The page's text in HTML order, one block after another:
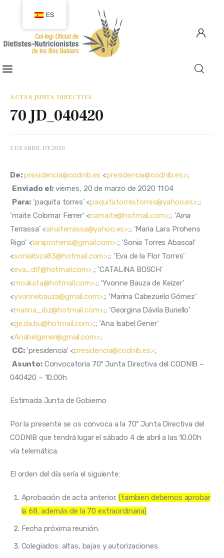
COLEGIADOS
EMPLEO
CIUDADANÍA
RECURSOS
TRANSPARENCIA
ACTAS JUNTA DIRECTIVA
70 JD_040420
3 DE ABRIL DE 2020
De: presidencia@codnib.es <presidencia@codnib.es>;
Enviado el: viernes, 20 de marzo de 2020 11:04
Para: ‘paquita torres’ <paquitatorrestorres@yahoo.es>;;
‘maite Colomar Ferrer’ <namaite@hotmail.com>;; ‘Aina
Terrassa’ <ainaterrassa@yahoo.es>;; ‘Maria Lara Prohens
Rigo’ <laraprohens@gmail.com>;; ‘Sonia Torres Abascal’
<soniaibiza83@hotmail.com>;; ‘Eva de la Flor Torres’
<eva_dlf@hotmail.com>;; ‘CATALINA BOSCH’
<moakata@hotmail.com>;; ‘Yvonne Bauza de Keizer’
<yvonnebauza@gmail.com>;; ‘Marina Cabezuelo Gómez’
<marina_ibz@hotmail.com>;; ‘Georgina Dávila Buriello’
<ge.da.bu@hotmail.com>;; ‘Ana Isabel Gener’
<Anabelgener@gmail.com>;
CC: ‘presidencia’ <presidencia@codnib.es>;
Asunto: Convocatoria 70ª Junta Directiva del CODNIB –
040420 – 10.00h
Estimada Junta de Gobierno
Por la presente se os convoca a la 70ª Junta Directiva del
CODNIB que tendrá lugar el sábado 4 de abril a las 10.00h
vía telemática.
El orden del día sería el siguiente:
Aprobación de acta anterior.(tambien debemos aprobar
la 68, además de la 70 extraordinaria)
Fecha próxima reunión.
Colegiados: altas, bajas y autorizaciones.
ES